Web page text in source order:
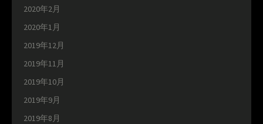
2020年2月
2020年1月
2019年12月
2019年11月
2019年10月
2019年9月
2019年8月